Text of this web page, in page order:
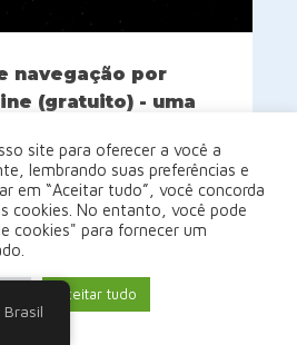
navegação por
(gratuito) - uma
software de navegação
"GPS") gratuito (não
de código aberto) para
de dispositivos.
com mapas
site para oferecer a você a
lembrando suas preferências e
em “Aceitar tudo”, você concorda
cookies. No entanto, você pode
cookies" para fornecer um
Aceitar tudo